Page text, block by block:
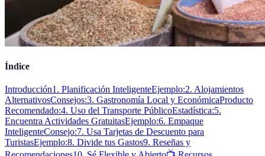
Índice
Introducción1. Planificación InteligenteEjemplo:2. Alojamientos
AlternativosConsejos:3. Gastronomía Local y EconómicaProducto
Recomendado:4. Uso del Transporte PúblicoEstadística:5.
Encuentra Actividades GratuitasEjemplo:6. Empaque
InteligenteConsejo:7. Usa Tarjetas de Descuento para
TuristasEjemplo:8. Divide tus Gastos9. Reseñas y